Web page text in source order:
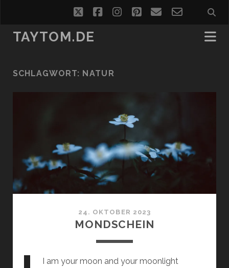
twitterfacebookinstagram
pinterest
emailemail-
form
TAYTOM.DE
SCHLAGWORT: NATUR
24. OKTOBER 2023
MONDSCHEIN
I am your moon and your moonlight